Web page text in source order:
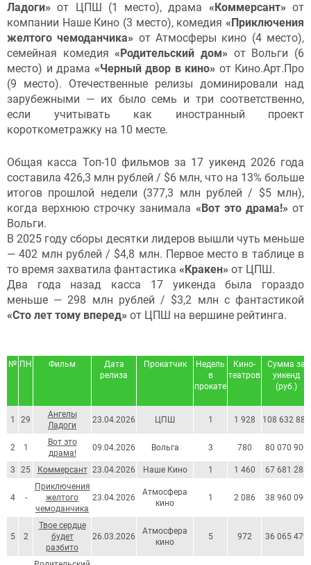
Ладоги»от ЦПШ (1 место), драма «Коммерсант» от
компании Наше Кино (3 место), комедия «Приключения
желтого чемоданчика» от Атмосферы кино (4 место),
семейная комедия «Родительский дом» от Вольги (6
место) и драма «Черный двор в кино» от Кино.Арт.Про
(9 место). Отечественные релизы доминировали над
зарубежными — их было семь и три соответственно,
если учитывать как иностранный проект
короткометражку на 10 месте.
Общая касса Топ-10 фильмов за 17 уикенд 2026 года
составила 426,3 млн рублей / $6 млн, что на 13% больше
итогов прошлой недели (377,3 млн рублей / $5 млн),
когда верхнюю строчку занимала «Вот это драма!»от
Вольги.
В 2025 году сборы десятки лидеров вышли чуть меньше
— 402 млн рублей / $4,8 млн. Первое место в таблице в
то время захватила фантастика «Кракен» от ЦПШ.
Два года назад касса 17 уикенда была гораздо
меньше — 298 млн рублей / $3,2 млн с фантастикой
«Сто лет тому вперед» от ЦПШ на вершине рейтинга.
№ ПН Фильм
Дата
релиза
Прокатчик
Недель
в
прокате
Кино-
театров
Сумма за
уикенд
(руб.)
1 29
Ангелы
Ладоги
23.04.2026 ЦПШ 1 1 928 108 632 881
2 1
Вот это
драма!
09.04.2026 Вольга 3 780 80 070 900
3 25 Коммерсант 23.04.2026 Наше Кино 1 1 460 67 681 288
4 -
Приключения
желтого
чемоданчика
23.04.2026
Атмосфера
кино
1 2 086 38 960 090
5 2
Твое сердце
будет
разбито
26.03.2026
Атмосфера
кино
5 972 36 065 479